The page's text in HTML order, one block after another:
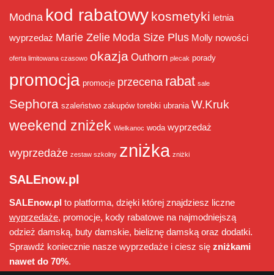
Modna kod rabatowy kosmetyki letnia
wyprzedaż Marie Zelie Moda Size Plus Molly nowości
oferta limitowana czasowo okazja Outhorn plecak porady
promocja promocje przecena rabat sale
Sephora szaleństwo zakupów torebki ubrania W.Kruk
weekend zniżek Wielkanoc woda wyprzedaż
wyprzedaże zestaw szkolny zniżka zniżki
SALEnow.pl
SALEnow.pl to platforma, dzięki której znajdziesz liczne
wyprzedaże, promocje, kody rabatowe na najmodniejszą
odzież damską, buty damskie, bieliznę damską oraz dodatki.
Sprawdź koniecznie nasze wyprzedaże i ciesz się zniżkami
nawet do 70%.